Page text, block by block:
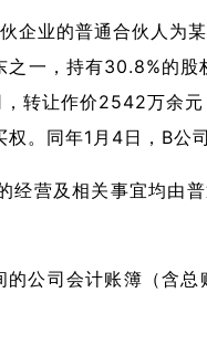
企业的普通合伙人为
一，持有30.8%的
转让作价2542万余
。同年1月4日，B公
经营及相关事宜均由
公司会计账簿（含